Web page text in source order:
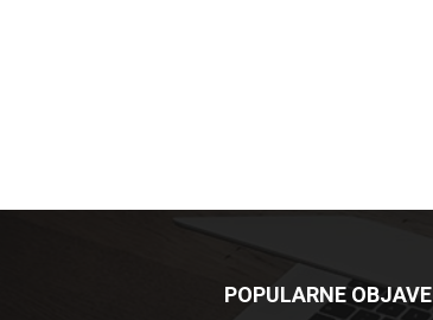
POPULARNE OBJAVE